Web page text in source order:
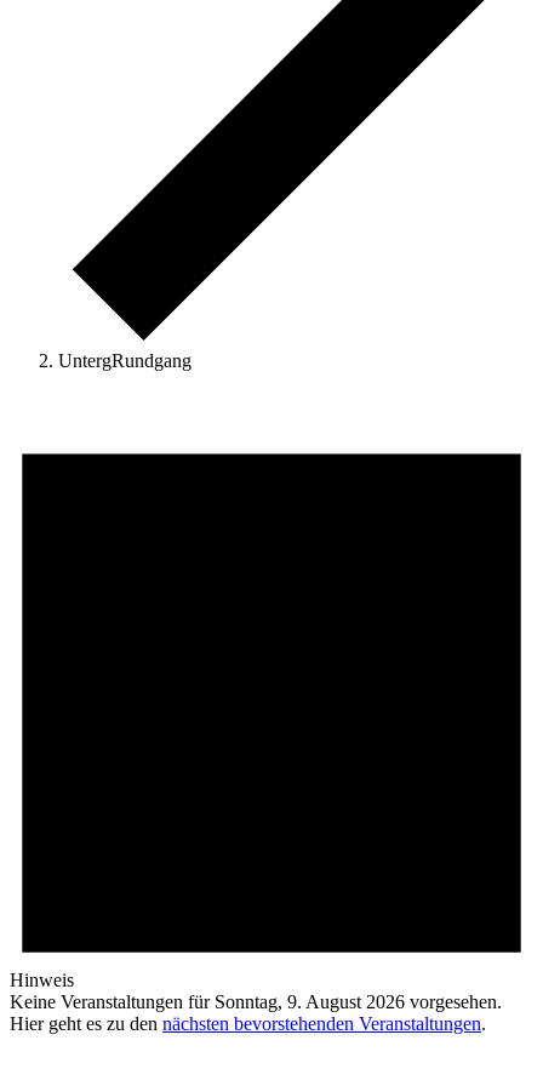
UntergRundgang
Hinweis
Keine Veranstaltungen für Sonntag, 9. August 2026 vorgesehen.
Hier geht es zu den nächsten bevorstehenden Veranstaltungen.